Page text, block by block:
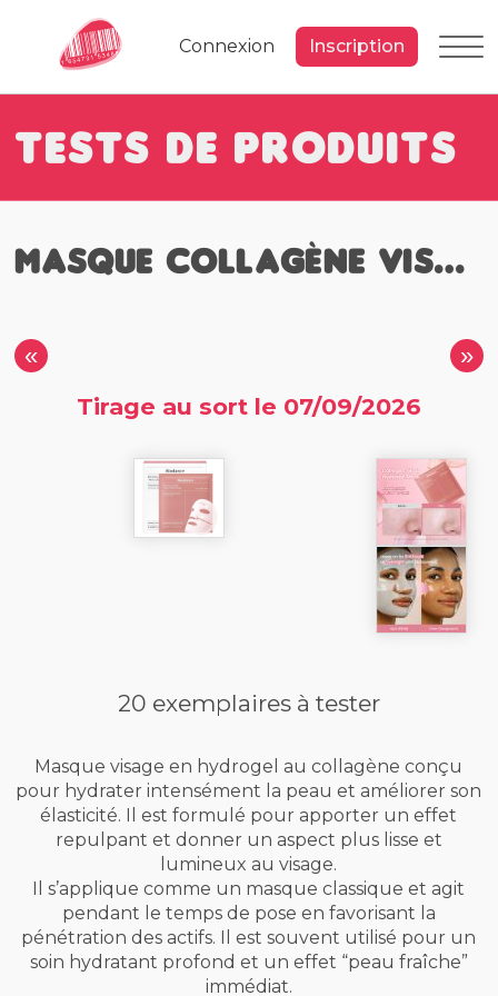
Connexion Inscription
Tests de Produits
Masque collagène visage
«
»
Tirage au sort le 07/09/2026
20 exemplaires à tester
Masque visage en hydrogel au collagène conçu
pour hydrater intensément la peau et améliorer son
élasticité. Il est formulé pour apporter un effet
repulpant et donner un aspect plus lisse et
lumineux au visage.
Il s’applique comme un masque classique et agit
pendant le temps de pose en favorisant la
pénétration des actifs. Il est souvent utilisé pour un
soin hydratant profond et un effet “peau fraîche”
immédiat.